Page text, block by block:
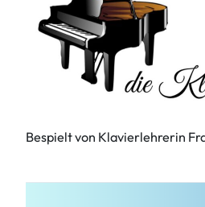
Bespielt von Klavierlehrerin